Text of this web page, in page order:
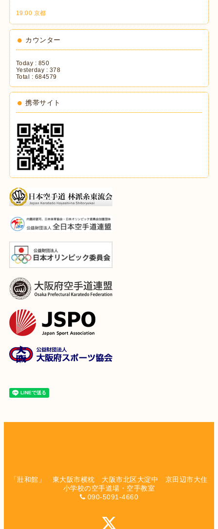
19:00 京都
カウンター
Today : 850
Yesterday : 378
Total : 684579
携帯サイト
「壯和館」 東大阪市横枕 大阪市北区大淀中 京田辺市大住
小学校の空手道場・空手教室
090-5091-4660